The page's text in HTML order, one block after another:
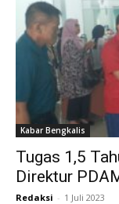
Kabar Bengkalis
Tugas 1,5
Direktur
Redaksi - 1 Juli 2023